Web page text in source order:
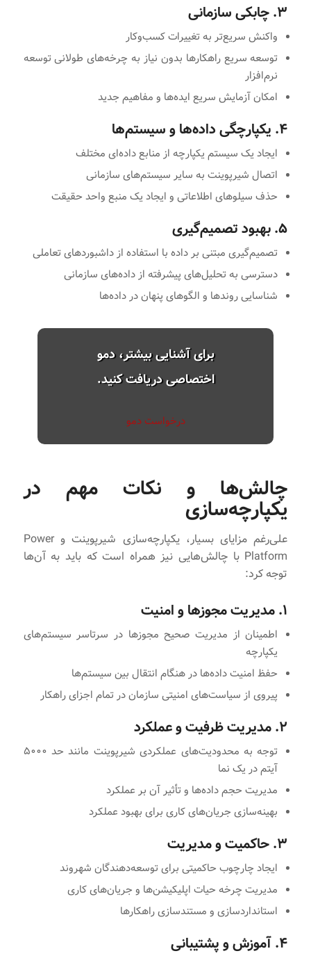
۳. چابکی سازمانی
واکنش سریع‌تر به تغییرات کسب‌وکار
توسعه سریع راهکارها بدون نیاز به چرخه‌های طولانی توسعه
نرم‌افزار
امکان آزمایش سریع ایده‌ها و مفاهیم جدید
۴. یکپارچگی داده‌ها و سیستم‌ها
ایجاد یک سیستم یکپارچه از منابع داده‌ای مختلف
اتصال شیرپوینت به سایر سیستم‌های سازمانی
حذف سیلوهای اطلاعاتی و ایجاد یک منبع واحد حقیقت
۵. بهبود تصمیم‌گیری
تصمیم‌گیری مبتنی بر داده با استفاده از داشبوردهای تعاملی
دسترسی به تحلیل‌های پیشرفته از داده‌های سازمانی
شناسایی روندها و الگوهای پنهان در داده‌ها
برای آشنایی بیشتر، دمو
اختصاصی دریافت کنید.
درخواست دمو
چالش‌ها و نکات مهم در
یکپارچه‌سازی
علی‌رغم مزایای بسیار، یکپارچه‌سازی شیرپوینت و Power
Platform با چالش‌هایی نیز همراه است که باید به آن‌ها
توجه کرد:
۱. مدیریت مجوزها و امنیت
اطمینان از مدیریت صحیح مجوزها در سرتاسر سیستم‌های
یکپارچه
حفظ امنیت داده‌ها در هنگام انتقال بین سیستم‌ها
پیروی از سیاست‌های امنیتی سازمان در تمام اجزای راهکار
۲. مدیریت ظرفیت و عملکرد
توجه به محدودیت‌های عملکردی شیرپوینت مانند حد ۵۰۰۰
آیتم در یک نما
مدیریت حجم داده‌ها و تأثیر آن بر عملکرد
بهینه‌سازی جریان‌های کاری برای بهبود عملکرد
۳. حاکمیت و مدیریت
ایجاد چارچوب حاکمیتی برای توسعه‌دهندگان شهروند
مدیریت چرخه حیات اپلیکیشن‌ها و جریان‌های کاری
استانداردسازی و مستندسازی راهکارها
۴. آموزش و پشتیبانی